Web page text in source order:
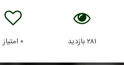
۲۸۱ بازدید ۰ امتیاز